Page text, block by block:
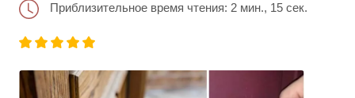
Приблизительное время чтения: 2 мин., 15 сек.